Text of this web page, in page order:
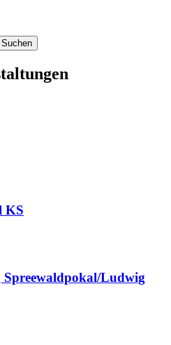
KS
Ludwig